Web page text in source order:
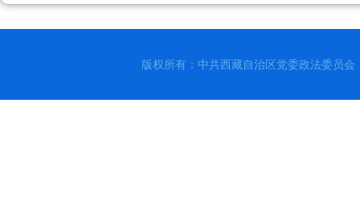
版权所有：中共西藏自治区党委政法委员